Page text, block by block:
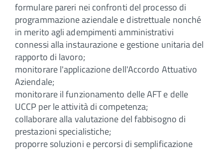
formulare pareri nei confronti del processo di
programmazione aziendale e distrettuale nonché
in merito agli adempimenti amministrativi
connessi alla instaurazione e gestione unitaria del
rapporto di lavoro;
monitorare l'applicazione dell'Accordo Attuativo
Aziendale;
monitorare il funzionamento delle AFT e delle
UCCP per le attività di competenza;
collaborare alla valutazione del fabbisogno di
prestazioni specialistiche;
proporre soluzioni e percorsi di semplificazione